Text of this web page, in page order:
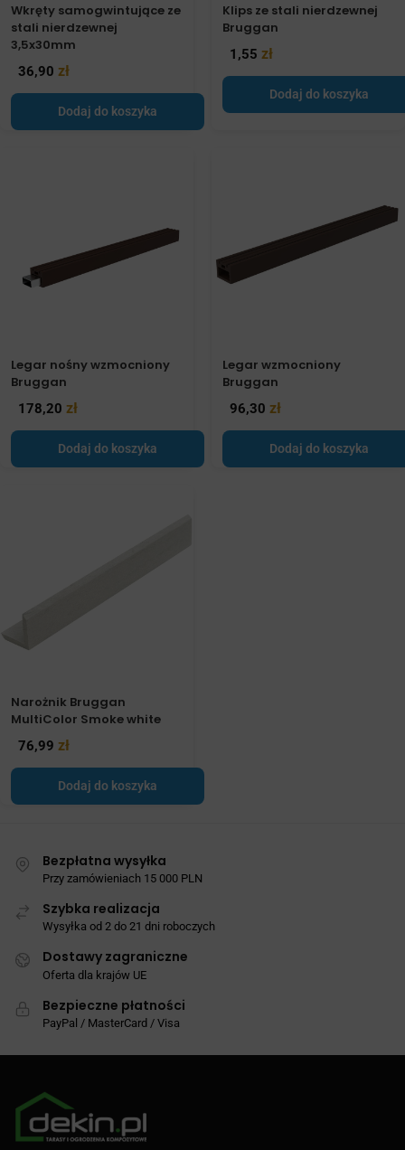
Wkręty samogwintujące ze
stali nierdzewnej
3,5x30mm
36,90 zł
Dodaj do koszyka
Klips ze stali nierdzewnej
Bruggan
1,55 zł
Dodaj do koszyka
Legar nośny wzmocniony
Bruggan
178,20 zł
Dodaj do koszyka
Legar wzmocniony
Bruggan
96,30 zł
Dodaj do koszyka
Narożnik Bruggan
MultiColor Smoke white
76,99 zł
Dodaj do koszyka
Bezpłatna wysyłka
Przy zamówieniach 15 000 PLN
Szybka realizacja
Wysyłka od 2 do 21 dni roboczych
Dostawy zagraniczne
Oferta dla krajów UE
Bezpieczne płatności
PayPal / MasterCard / Visa